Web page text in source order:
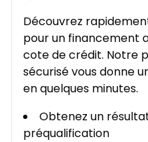
Découvrez
pour un financement
cote de crédit. Notre
sécurisé vous donne
en quelques minutes.
Obtenez un
préqualification